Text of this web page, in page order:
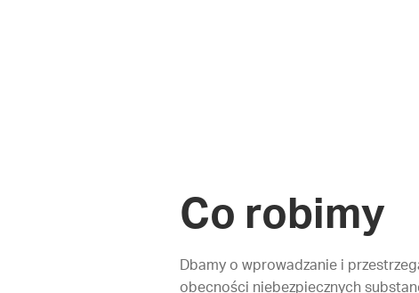
Co robimy
Dbamy o wprowadzanie i
obecności niebezpiecznych